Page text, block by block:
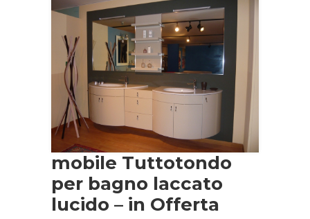
mobile Tuttotondo
per bagno laccato
lucido – in Offerta